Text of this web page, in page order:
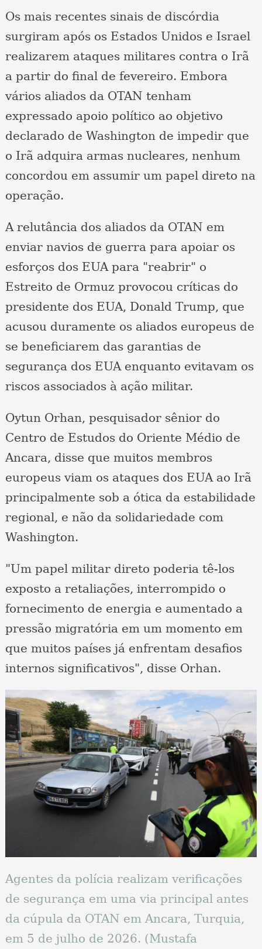
Os mais recentes sinais de discórdia
surgiram após os Estados Unidos e Israel
realizarem ataques militares contra o Irã
a partir do final de fevereiro. Embora
vários aliados da OTAN tenham
expressado apoio político ao objetivo
declarado de Washington de impedir que
o Irã adquira armas nucleares, nenhum
concordou em assumir um papel direto na
operação.
A relutância dos aliados da OTAN em
enviar navios de guerra para apoiar os
esforços dos EUA para "reabrir" o
Estreito de Ormuz provocou críticas do
presidente dos EUA, Donald Trump, que
acusou duramente os aliados europeus de
se beneficiarem das garantias de
segurança dos EUA enquanto evitavam os
riscos associados à ação militar.
Oytun Orhan, pesquisador sênior do
Centro de Estudos do Oriente Médio de
Ancara, disse que muitos membros
europeus viam os ataques dos EUA ao Irã
principalmente sob a ótica da estabilidade
regional, e não da solidariedade com
Washington.
"Um papel militar direto poderia tê-los
exposto a retaliações, interrompido o
fornecimento de energia e aumentado a
pressão migratória em um momento em
que muitos países já enfrentam desafios
internos significativos", disse Orhan.
Agentes da polícia realizam verificações
de segurança em uma via principal antes
da cúpula da OTAN em Ancara, Turquia,
em 5 de julho de 2026. (Mustafa